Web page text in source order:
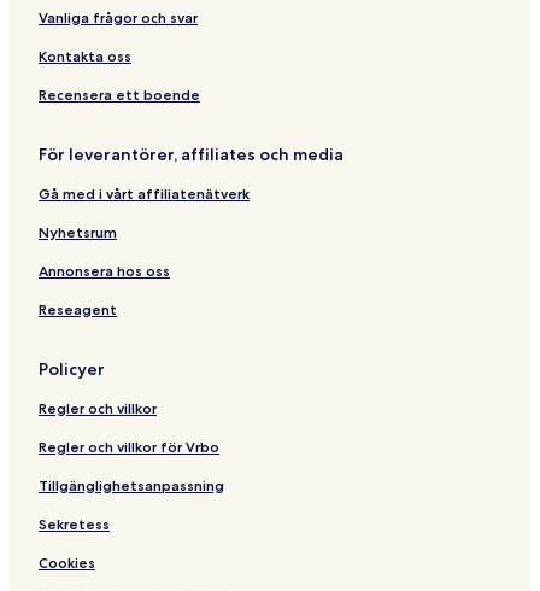
r
o
n
e
i
o
o
L
e
l
-
P
8
0
1
i
o
d
J
e
r
o
m
a
b
a
n
C
o
p
c
a
a
Vanliga frågor och svar
Kontakta oss
Recensera ett boende
För leverantörer, affiliates och media
Gå med i vårt affiliatenätverk
Nyhetsrum
Annonsera hos oss
Reseagent
Policyer
Regler och villkor
Regler och villkor för Vrbo
Tillgänglighetsanpassning
Sekretess
Cookies